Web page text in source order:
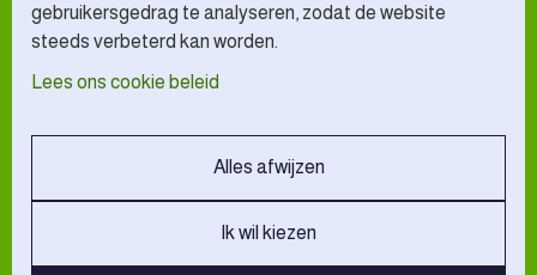
Klaar voor het beste gras?
Neem contact op met John Janssen Grass Solutions!
Goed advies, Topkwaliteit gras en altijd eerlijk.
gebruikersgedrag te analyseren, zodat de website
steeds verbeterd kan worden.
Lees ons cookie beleid
Alles afwijzen
Ik wil kiezen